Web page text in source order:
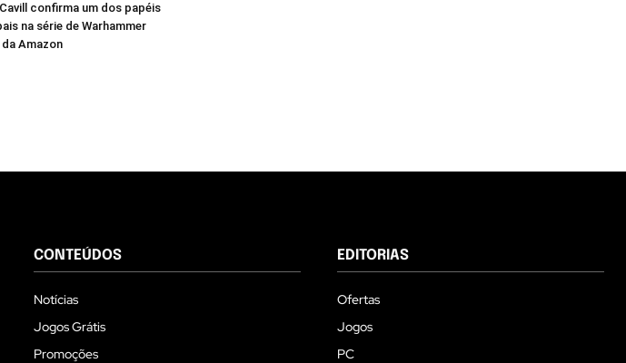
confirma um dos papéis
na série de Warhammer
da Amazon
CONTEÚDOS
Notícias
Jogos Grátis
Promoções
EDITORIAS
Ofertas
Jogos
PC